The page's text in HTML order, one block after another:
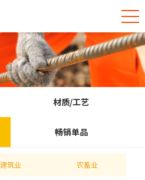
材质/工艺
畅销单品
建筑业 农畜业